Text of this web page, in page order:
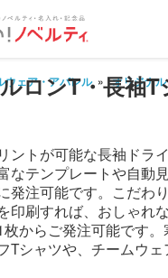
ウェア・アパレル オリジナ
ロンT・長袖T
ントが可能な長袖ドラ
なテンプレートや自動
発注可能です。こだわ
印刷すれば、おしゃれ
からご発注可能です
Tシャツや、チームウ